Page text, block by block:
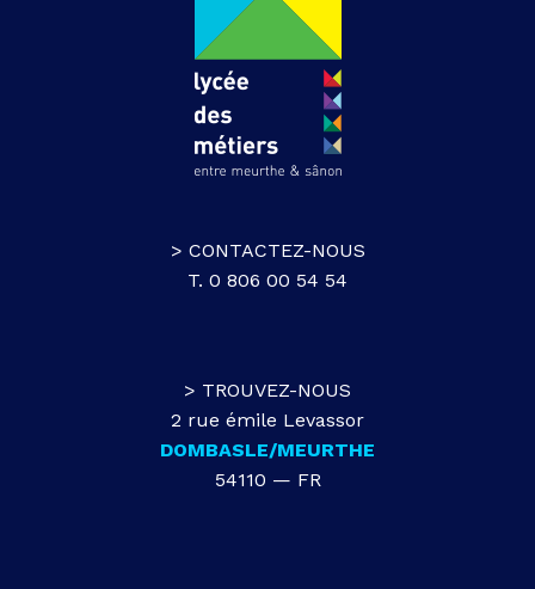
> CONTACTEZ-NOUS
T. 0 806 00 54 54
> TROUVEZ-NOUS
2 rue émile Levassor
DOMBASLE/MEURTHE
54110 — FR